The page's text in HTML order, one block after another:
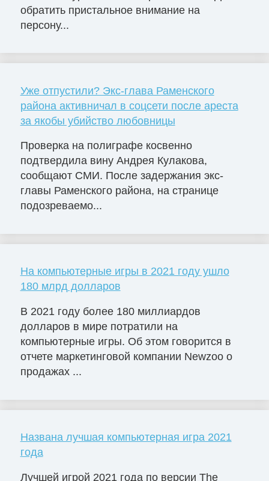
обратить пристальное внимание на
персону...
Уже отпустили? Экс-глава Раменского
района активничал в соцсети после ареста
за якобы убийство любовницы
Проверка на полиграфе косвенно
подтвердила вину Андрея Кулакова,
сообщают СМИ. После задержания экс-
главы Раменского района, на странице
подозреваемо...
На компьютерные игры в 2021 году ушло
180 млрд долларов
В 2021 году более 180 миллиардов
долларов в мире потратили на
компьютерные игры. Об этом говорится в
отчете маркетинговой компании Newzoo о
продажах ...
Названа лучшая компьютерная игра 2021
года
Лучшей игрой 2021 года по версии The